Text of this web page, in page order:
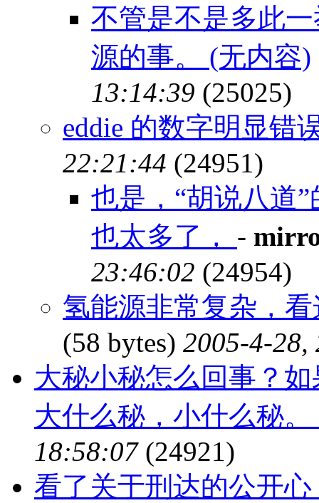
不管是不是多此
源的事。 (无内容)
13:14:39 (25025)
eddie 的数字明显错
22:21:44 (24951)
也是，“胡说八道
也太多了， -
23:46:02 (24954)
氢能源非常复杂，
(58 bytes) 2005-4-28,
大秘小秘怎么回事？
大什么秘，小什么秘。
18:58:07(24921)
看了关于刑达的公开